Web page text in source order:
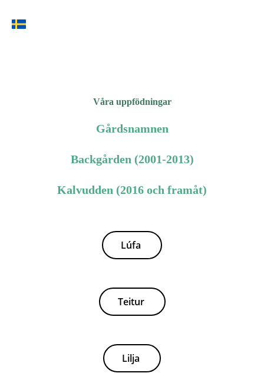
Våra uppfödningar
Gårdsnamnen
Backgården (2001-2013)
Kalvudden (2016 och framåt)
Lúfa
Teitur
Lilja